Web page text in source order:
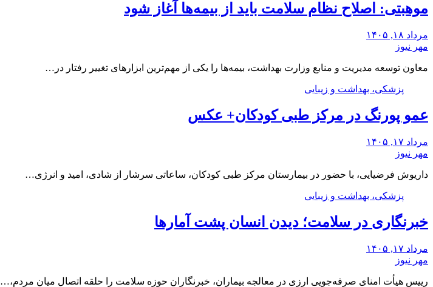
موهبتی: اصلاح نظام سلامت باید از بیمه‌ها آغاز شود
مرداد ۱۸, ۱۴۰۵
مهر نیوز
معاون توسعه مدیریت و منابع وزارت بهداشت، بیمه‌ها را یکی از مهم‌ترین ابزارهای تغییر رفتار در…
پزشکی، بهداشت و زیبایی
عمو پورنگ در مرکز طبی کودکان+ عکس
مرداد ۱۷, ۱۴۰۵
مهر نیوز
داریوش فرضیایی، با حضور در بیمارستان مرکز طبی کودکان، ساعاتی سرشار از شادی، امید و انرژی…
پزشکی، بهداشت و زیبایی
خبرنگاری در سلامت؛ دیدن انسان پشت آمارها
مرداد ۱۷, ۱۴۰۵
مهر نیوز
رییس هیأت امنای صرفه‌جویی ارزی در معالجه بیماران، خبرنگاران حوزه سلامت را حلقه اتصال میان مردم،…